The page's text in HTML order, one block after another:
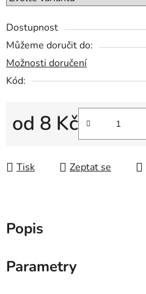
Dostupnost
Můžeme doručit do:
Možnosti doručení
Kód:
od 8 Kč
Tisk Zeptat se
Popis
Parametry